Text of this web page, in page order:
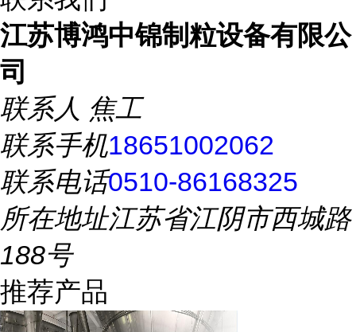
江苏博鸿中锦制粒设备有限公
司
联系人 焦工
联系手机18651002062
联系电话0510-86168325
所在地址江苏省江阴市西城路
188号
推荐产品